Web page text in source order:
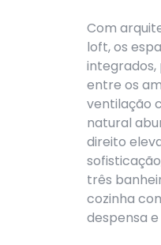
Com
loft, os
entre os
ventilação
natural
direito
três
cozinha
despensa